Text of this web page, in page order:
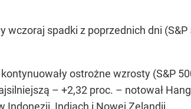
spadki z poprzednich dni
ostrożne wzrosty (S&P
– +2,32 proc. – notował
Indonezji, Indiach i Nowej Zelandii.